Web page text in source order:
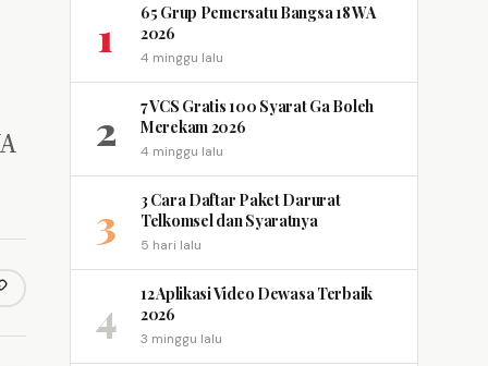
link
1
65 Grup Pemersatu Bangsa 18 WA
2026
4 minggu lalu
2
7 VCS Gratis 100 Syarat Ga Boleh
Merekam 2026
4 minggu lalu
3
3 Cara Daftar Paket Darurat
Telkomsel dan Syaratnya
5 hari lalu
4
12 Aplikasi Video Dewasa Terbaik
2026
3 minggu lalu